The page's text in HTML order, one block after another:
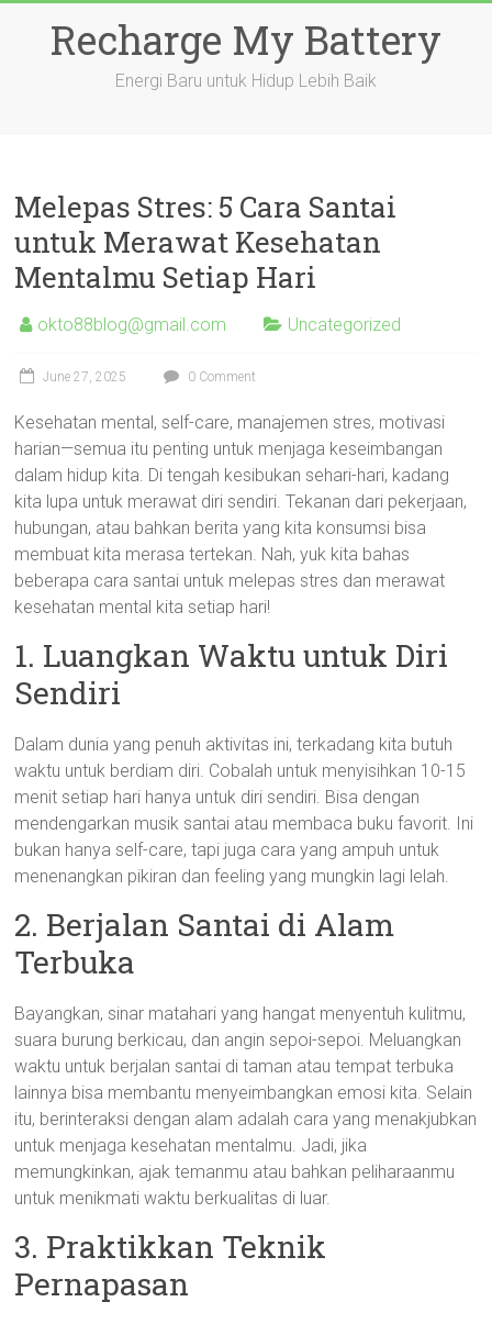
contentRecharge My Battery
Energi Baru untuk Hidup Lebih Baik
Melepas Stres: 5 Cara Santai
untuk Merawat Kesehatan
Mentalmu Setiap Hari
okto88blog@gmail.com Uncategorized
June 27, 2025 0 Comment
Kesehatan mental, self-care, manajemen stres, motivasi
harian—semua itu penting untuk menjaga keseimbangan
dalam hidup kita. Di tengah kesibukan sehari-hari, kadang
kita lupa untuk merawat diri sendiri. Tekanan dari pekerjaan,
hubungan, atau bahkan berita yang kita konsumsi bisa
membuat kita merasa tertekan. Nah, yuk kita bahas
beberapa cara santai untuk melepas stres dan merawat
kesehatan mental kita setiap hari!
1. Luangkan Waktu untuk Diri
Sendiri
Dalam dunia yang penuh aktivitas ini, terkadang kita butuh
waktu untuk berdiam diri. Cobalah untuk menyisihkan 10-15
menit setiap hari hanya untuk diri sendiri. Bisa dengan
mendengarkan musik santai atau membaca buku favorit. Ini
bukan hanya self-care, tapi juga cara yang ampuh untuk
menenangkan pikiran dan feeling yang mungkin lagi lelah.
2. Berjalan Santai di Alam
Terbuka
Bayangkan, sinar matahari yang hangat menyentuh kulitmu,
suara burung berkicau, dan angin sepoi-sepoi. Meluangkan
waktu untuk berjalan santai di taman atau tempat terbuka
lainnya bisa membantu menyeimbangkan emosi kita. Selain
itu, berinteraksi dengan alam adalah cara yang menakjubkan
untuk menjaga kesehatan mentalmu. Jadi, jika
memungkinkan, ajak temanmu atau bahkan peliharaanmu
untuk menikmati waktu berkualitas di luar.
3. Praktikkan Teknik
Pernapasan